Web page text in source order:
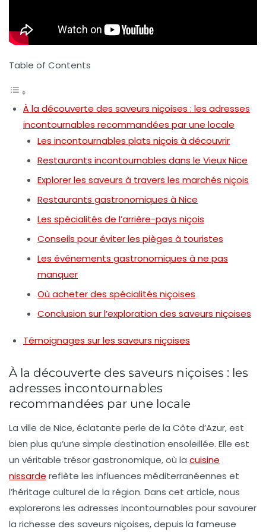
Table of Contents
À la découverte des saveurs niçoises : les adresses
incontournables recommandées par une locale
Les incontournables plats niçois à découvrir
Restaurants incontournables dans le Vieux Nice
Explorer les saveurs à travers les marchés niçois
Restaurants gastronomiques à Nice
Les spécialités de l’arrière-pays niçois
Conseils pour éviter les pièges à touristes
Les événements gastronomiques à ne pas
manquer
Où acheter des spécialités niçoises
Conclusion sur l’exploration des saveurs niçoises
Témoignages sur les saveurs niçoises
À la découverte des saveurs niçoises : les
adresses incontournables
recommandées par une locale
La ville de Nice, éclatante perle de la Côte d’Azur, est
bien plus qu’une simple destination ensoleillée. Elle est
un véritable trésor gastronomique, où la cuisine
nissarde reflète les influences méditerranéennes et
l’héritage culturel de la région. Dans cet article, nous
explorerons les adresses incontournables pour savourer
la richesse des saveurs niçoises, depuis la fameuse